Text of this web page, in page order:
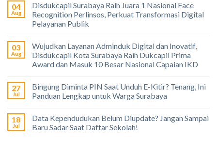
04
Aug
Disdukcapil Surabaya Raih Juara 1 Nasional Face
Recognition Perlinsos, Perkuat Transformasi Digital
Pelayanan Publik
03
Aug
Wujudkan Layanan Adminduk Digital dan Inovatif,
Disdukcapil Kota Surabaya Raih Dukcapil Prima
Award dan Masuk 10 Besar Nasional Capaian IKD
27
Jul
Bingung Diminta PIN Saat Unduh E-Kitir? Tenang, Ini
Panduan Lengkap untuk Warga Surabaya
18
Jul
Data Kependudukan Belum Diupdate? Jangan Sampai
Baru Sadar Saat Daftar Sekolah!